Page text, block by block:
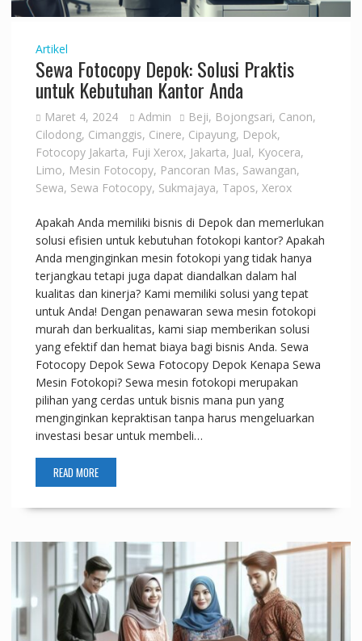
Artikel
Sewa Fotocopy Depok: Solusi Praktis
untuk Kebutuhan Kantor Anda
Maret 4, 2024 Admin Beji, Bojongsari, Canon,
Cilodong, Cimanggis, Cinere, Cipayung, Depok,
Fotocopy Jakarta, Fuji Xerox, Jakarta, Jual, Kyocera,
Limo, Mesin Fotocopy, Pancoran Mas, Sawangan,
Sewa, Sewa Fotocopy, Sukmajaya, Tapos, Xerox
Apakah Anda memiliki bisnis di Depok dan memerlukan
solusi efisien untuk kebutuhan fotokopi kantor? Apakah
Anda menginginkan mesin fotokopi yang tidak hanya
terjangkau tetapi juga dapat diandalkan dalam hal
kualitas dan kinerja? Kami memiliki solusi yang tepat
untuk Anda! Dengan penawaran sewa mesin fotokopi
murah dan berkualitas, kami siap memberikan solusi
yang efektif dan hemat biaya bagi bisnis Anda. Sewa
Fotocopy Depok Sewa Fotocopy Depok Kenapa Sewa
Mesin Fotokopi? Sewa mesin fotokopi merupakan
pilihan yang cerdas untuk bisnis mana pun yang
menginginkan kepraktisan tanpa harus mengeluarkan
investasi besar untuk membeli…
READ MORE